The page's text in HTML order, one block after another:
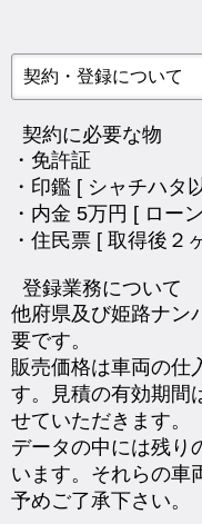
契約・登録について
契約に必要な物
・免許証
・印鑑 [ シャチハタ
・内金 5万円 [ ロー
・住民票 [ 取得後２
登録業務について
他府県及び姫路ナン
要です。
販売価格は車両の仕
す。見積の有効期間
せていただきます。
データの中には残り
います。それらの車
予めご了承下さい。